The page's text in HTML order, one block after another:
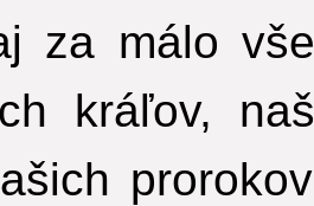
za málo
kráľov,